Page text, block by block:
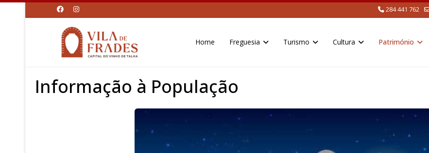
284 441 762
Home Freguesia Turismo Cultura Património
Informação à População